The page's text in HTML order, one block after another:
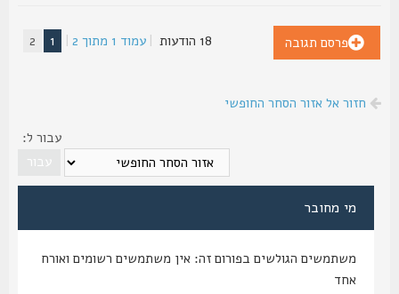
פרסם תגובה |עמוד1מתוך2
|
1
חזור אל אזור הסחר החופשי
עבור ל:
מי מחובר
משתמשים הגולשים בפורום זה: אין משתמשים רשומים ואורח